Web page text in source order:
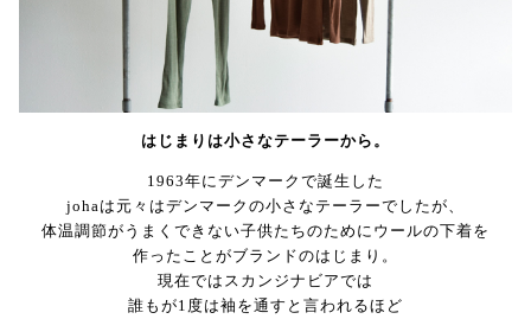
はじまりは小さなテーラーから。
1963年にデンマークで誕生した
johaは元々はデンマークの小さなテーラーでしたが、
体温調節がうまくできない子供たちのためにウールの下着を
作ったことがブランドのはじまり。
現在ではスカンジナビアでは
誰もが1度は袖を通すと言われるほど